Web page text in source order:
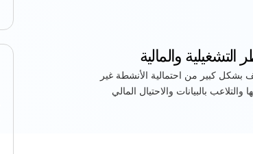
التشغيلية والمالية
بشكل كبير من احتمالية الأنشطة غير
والتلاعب بالبيانات والاحتيال المالي